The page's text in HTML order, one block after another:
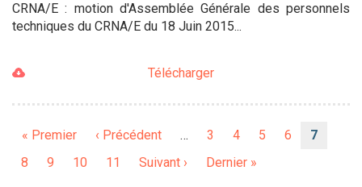
CRNA/E : motion d'Assemblée Générale des personnels
techniques du CRNA/E du 18 Juin 2015...
Télécharger
Première
« Premier
Page
‹ Précédent … Page
3 Page
4 Page
5 Page
6
Page
7
Page
8 Page
9 Page
10 Page
11
Page
Suivant ›
Dernière
Dernier »